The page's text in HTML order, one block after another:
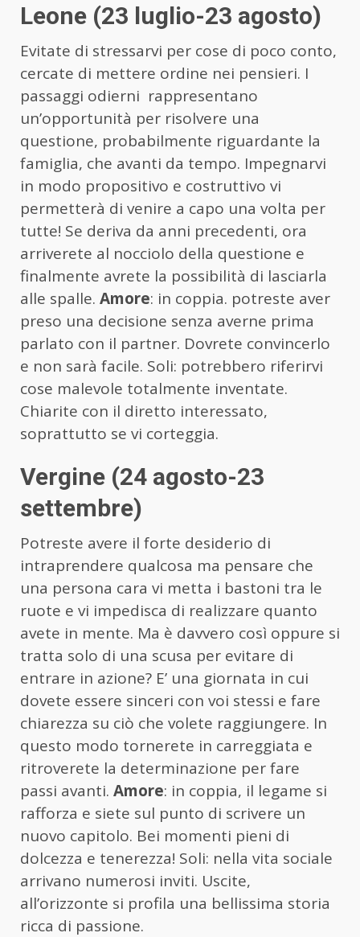
Leone (23 luglio-23 agosto)
Evitate di stressarvi per cose di poco conto,
cercate di mettere ordine nei pensieri. I
passaggi odierni rappresentano
un’opportunità per risolvere una
questione, probabilmente riguardante la
famiglia, che avanti da tempo. Impegnarvi
in modo propositivo e costruttivo vi
permetterà di venire a capo una volta per
tutte! Se deriva da anni precedenti, ora
arriverete al nocciolo della questione e
finalmente avrete la possibilità di lasciarla
alle spalle. Amore: in coppia. potreste aver
preso una decisione senza averne prima
parlato con il partner. Dovrete convincerlo
e non sarà facile. Soli: potrebbero riferirvi
cose malevole totalmente inventate.
Chiarite con il diretto interessato,
soprattutto se vi corteggia.
Vergine (24 agosto-23
settembre)
Potreste avere il forte desiderio di
intraprendere qualcosa ma pensare che
una persona cara vi metta i bastoni tra le
ruote e vi impedisca di realizzare quanto
avete in mente. Ma è davvero così oppure si
tratta solo di una scusa per evitare di
entrare in azione? E’ una giornata in cui
dovete essere sinceri con voi stessi e fare
chiarezza su ciò che volete raggiungere. In
questo modo tornerete in carreggiata e
ritroverete la determinazione per fare
passi avanti. Amore: in coppia, il legame si
rafforza e siete sul punto di scrivere un
nuovo capitolo. Bei momenti pieni di
dolcezza e tenerezza! Soli: nella vita sociale
arrivano numerosi inviti. Uscite,
all’orizzonte si profila una bellissima storia
ricca di passione.